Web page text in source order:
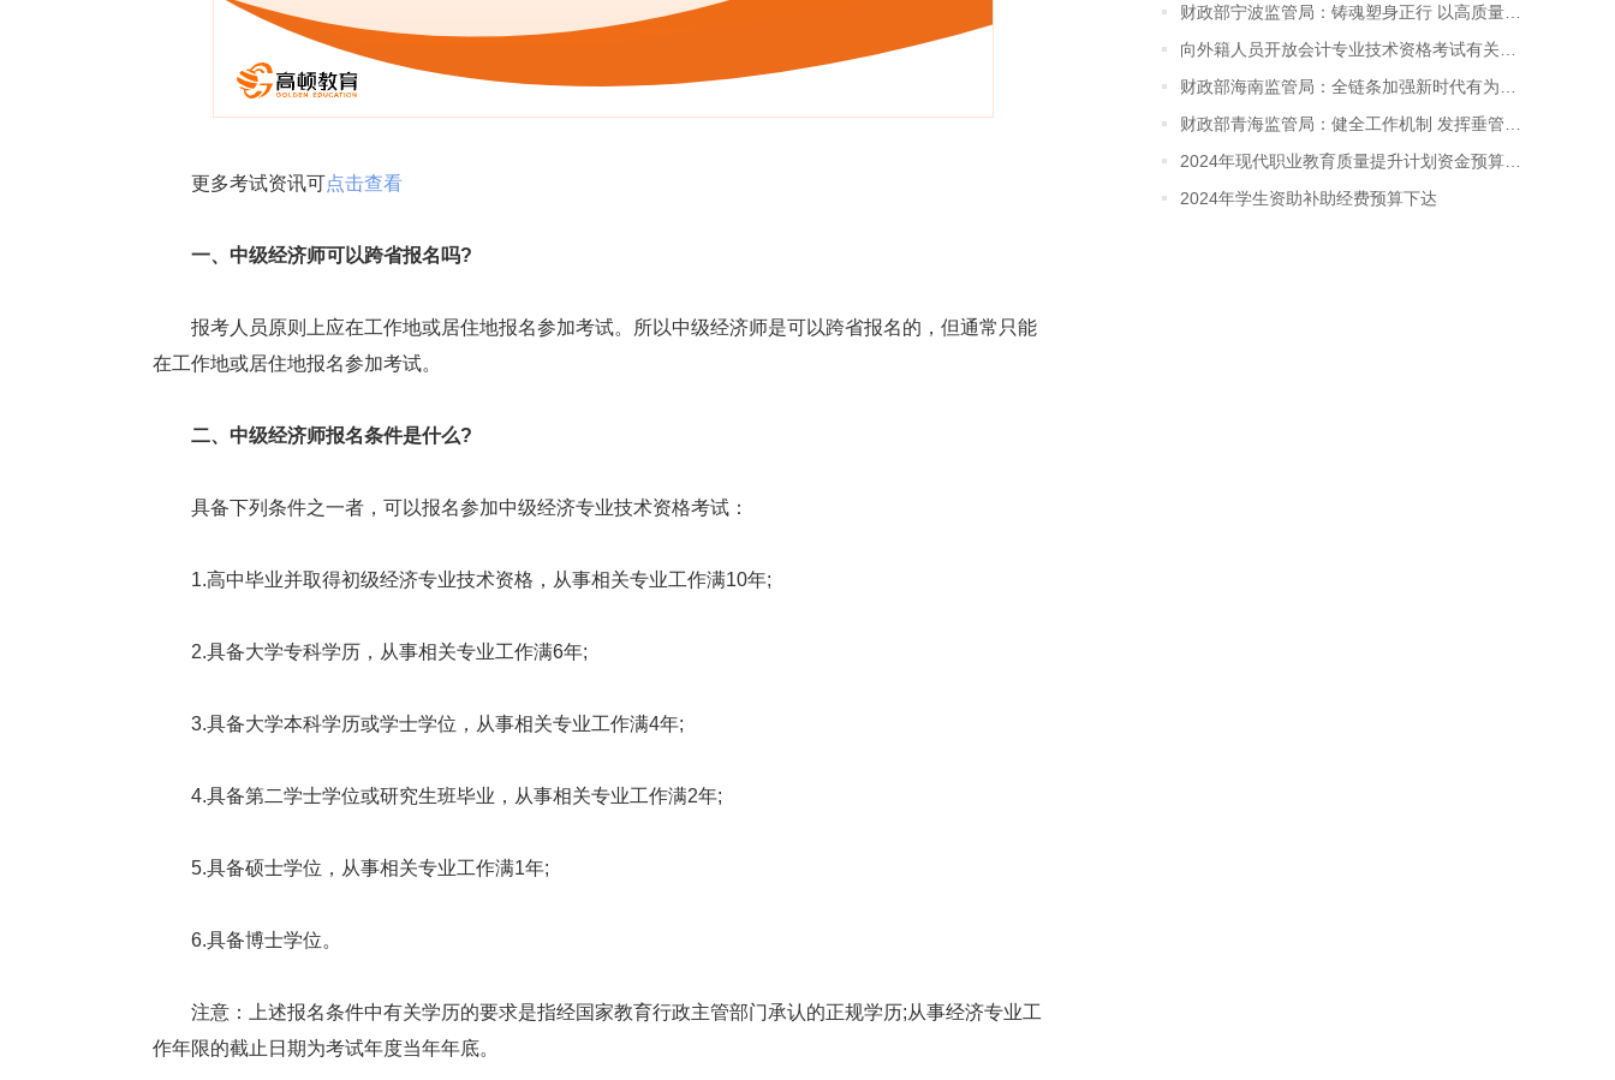
更多考试资讯可点击查看
一、中级经济师可以跨省报名吗?
报考人员原则上应在工作地或居住地报名参加考试。所以中级经济师是可以跨省报名的，但通常只能
在工作地或居住地报名参加考试。
二、中级经济师报名条件是什么?
具备下列条件之一者，可以报名参加中级经济专业技术资格考试：
1.高中毕业并取得初级经济专业技术资格，从事相关专业工作满10年;
2.具备大学专科学历，从事相关专业工作满6年;
3.具备大学本科学历或学士学位，从事相关专业工作满4年;
4.具备第二学士学位或研究生班毕业，从事相关专业工作满2年;
5.具备硕士学位，从事相关专业工作满1年;
6.具备博士学位。
注意：上述报名条件中有关学历的要求是指经国家教育行政主管部门承认的正规学历;从事经济专业工
作年限的截止日期为考试年度当年年底。
财政部宁波监管局：铸魂塑身正行 以高质量党建为财政监管赋能增效
向外籍人员开放会计专业技术资格考试有关事项明确
财政部海南监管局：全链条加强新时代有为青年干部队伍培养
财政部青海监管局：健全工作机制 发挥垂管优势 推动机关党建高质量发展
2024年现代职业教育质量提升计划资金预算下达
2024年学生资助补助经费预算下达